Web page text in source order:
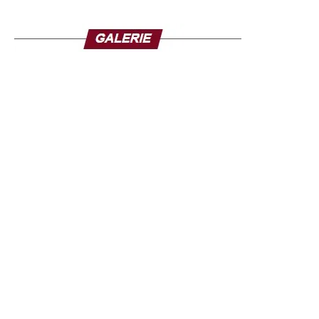
décrypter son parcours, son discours et son impact sur la